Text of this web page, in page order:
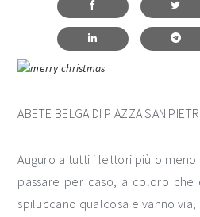
ABETE BELGA DI PIAZZA SAN
Auguro a tutti i lettori più o meno
passare per caso, a coloro che
spiluccano qualcosa e vanno